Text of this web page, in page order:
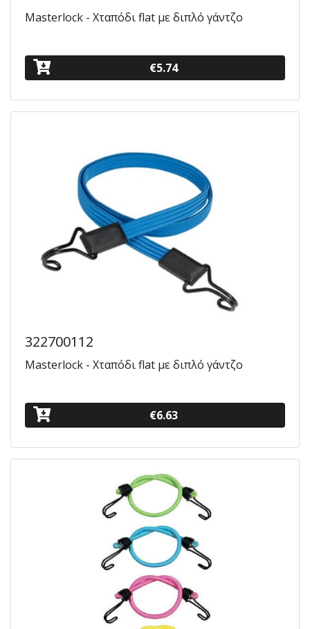
Masterlock - Χταπόδι flat με διπλό γάντζο
€5.74
322700112
Masterlock - Χταπόδι flat με διπλό γάντζο
€6.63